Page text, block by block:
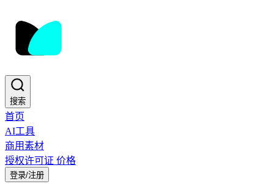
搜索
首页
AI工具
商用素材
授权许可证 价格
登录/注册